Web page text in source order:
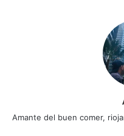
Amante del buen comer,